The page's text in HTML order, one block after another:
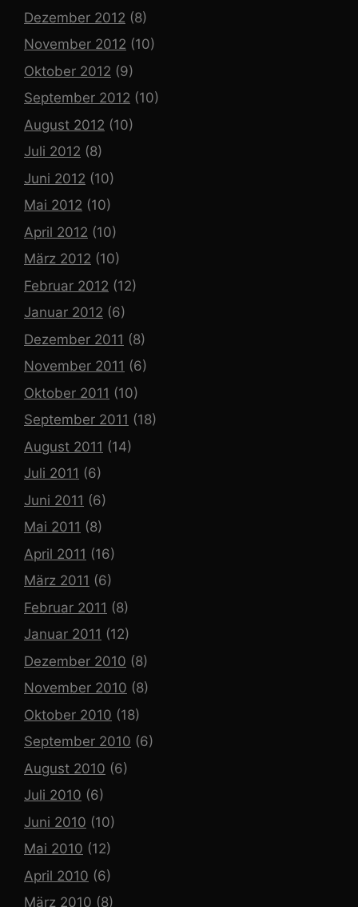
Dezember 2012 (8)
November 2012 (10)
Oktober 2012 (9)
September 2012 (10)
August 2012 (10)
Juli 2012 (8)
Juni 2012 (10)
Mai 2012 (10)
April 2012 (10)
März 2012 (10)
Februar 2012 (12)
Januar 2012 (6)
Dezember 2011 (8)
November 2011 (6)
Oktober 2011 (10)
September 2011 (18)
August 2011 (14)
Juli 2011 (6)
Juni 2011 (6)
Mai 2011 (8)
April 2011 (16)
März 2011 (6)
Februar 2011 (8)
Januar 2011 (12)
Dezember 2010 (8)
November 2010 (8)
Oktober 2010 (18)
September 2010 (6)
August 2010 (6)
Juli 2010 (6)
Juni 2010 (10)
Mai 2010 (12)
April 2010 (6)
März 2010 (8)